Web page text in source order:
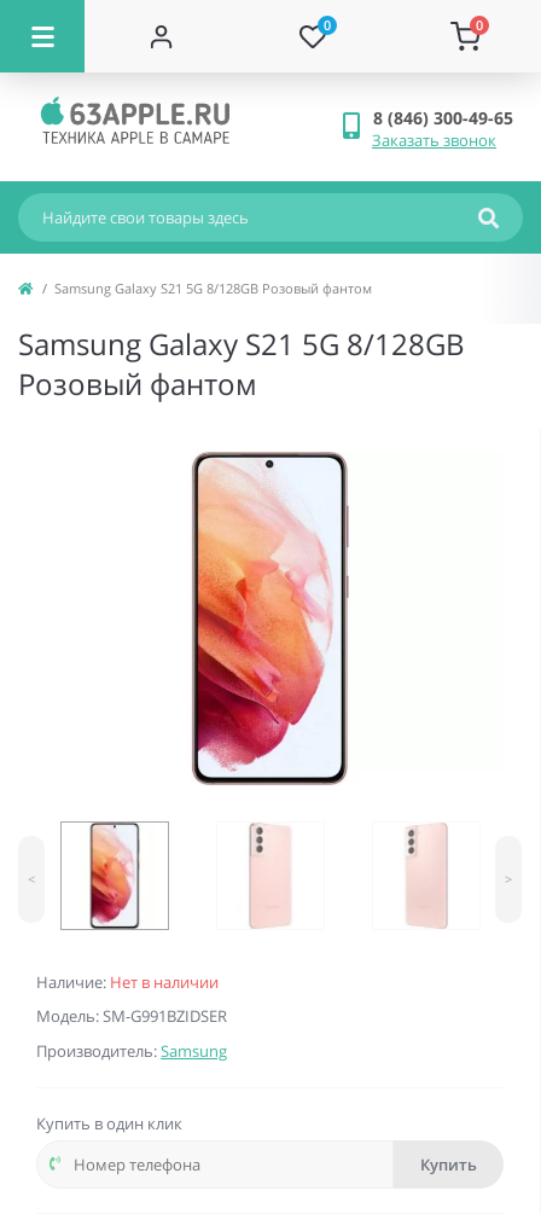
0 0
8 (846) 300-49-65
Заказать звонок
Samsung Galaxy S21 5G 8/128GB Розовый фантом
Samsung Galaxy S21 5G 8/128GB
Розовый фантом
Наличие: Нет в наличии
Модель: SM-G991BZIDSER
Производитель:Samsung
< >
Купить в один клик
Купить